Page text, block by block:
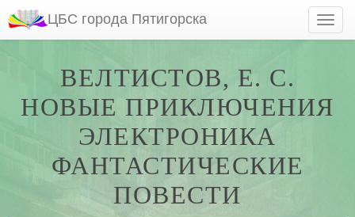
ЦБС города Пятигорска
ВЕЛТИСТОВ, Е. С.
НОВЫЕ ПРИКЛЮЧЕНИЯ
ЭЛЕКТРОНИКА
ФАНТАСТИЧЕСКИЕ
ПОВЕСТИ